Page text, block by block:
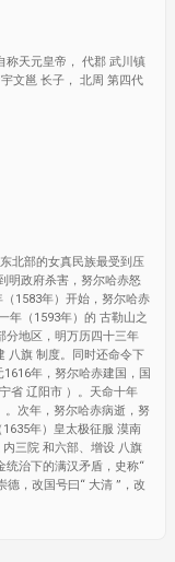
称天元皇帝， 代郡 武川镇
文邕 长子， 北周 第四代
北部的女真民族最受到压
明政府杀害，努尔哈赤怒
1583年）开始，努尔哈赤
年（1593年）的 古勒山之
分地区，明万历四十三年
八旗 制度。同时还命令下
年，努尔哈赤建国，国
省 辽阳市 ）。天命十年
。次年，努尔哈赤病逝，努
年）皇太极征服 漠南
三院 和六部、增设 八旗
统治下的满汉矛盾，史称“
德，改国号曰“ 大清 ”，改